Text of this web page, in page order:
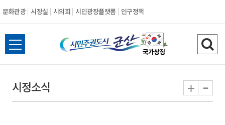
문화관광 시장실 시의회 시민광장플랫폼 인구정책
시
민
전
체
뉴
열
검
색
기
시정소식 + -